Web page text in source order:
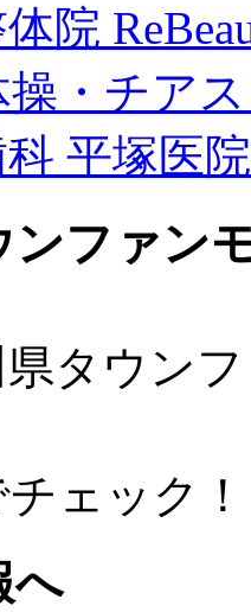
院
・チア
平塚医院
ンファン
タウン
ェック！
へ